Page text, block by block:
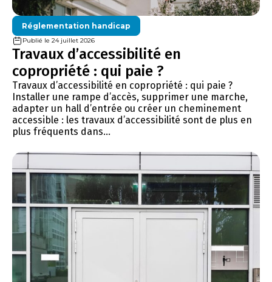
Réglementation handicap
Publié le 24 juillet 2026
Travaux d’accessibilité en
copropriété : qui paie ?
Travaux d’accessibilité en copropriété : qui paie ?
Installer une rampe d’accès, supprimer une marche,
adapter un hall d’entrée ou créer un cheminement
accessible : les travaux d’accessibilité sont de plus en
plus fréquents dans...